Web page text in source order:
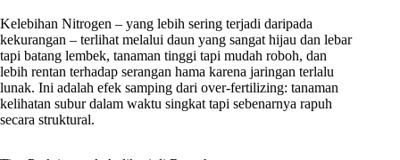
Kelebihan Nitrogen – yang lebih sering terjadi daripada
kekurangan – terlihat melalui daun yang sangat hijau dan lebar
tapi batang lembek, tanaman tinggi tapi mudah roboh, dan
lebih rentan terhadap serangan hama karena jaringan terlalu
lunak. Ini adalah efek samping dari over-fertilizing: tanaman
kelihatan subur dalam waktu singkat tapi sebenarnya rapuh
secara struktural.